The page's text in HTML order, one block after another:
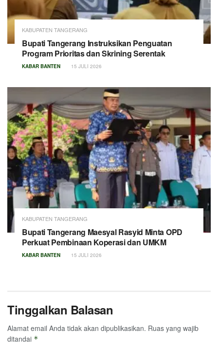
KABUPATEN TANGERANG
Bupati Tangerang Instruksikan Penguatan
Program Prioritas dan Skrining Serentak
KABAR BANTEN 15 JULI 2026
KABUPATEN TANGERANG
Bupati Tangerang Maesyal Rasyid Minta OPD
Perkuat Pembinaan Koperasi dan UMKM
KABAR BANTEN 15 JULI 2026
Tinggalkan Balasan
Alamat email Anda tidak akan dipublikasikan. Ruas yang wajib
ditandai *